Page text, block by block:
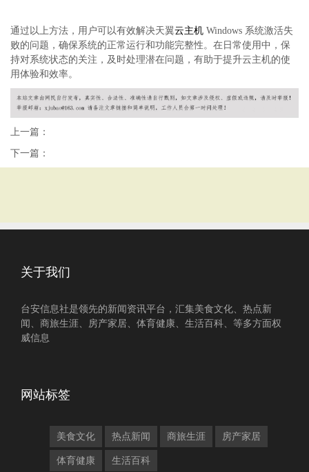
通过以上方法，用户可以有效解决天翼云主机 Windows 系统激活失
败的问题，确保系统的正常运行和功能完整性。在日常使用中，保
持对系统状态的关注，及时处理潜在问题，有助于提升云主机的使
用体验和效率。
上一篇：
下一篇：
关于我们
台安信息社是领先的新闻资讯平台，汇集美食文化、热点新
闻、商旅生涯、房产家居、体育健康、生活百科、等多方面权
威信息
网站标签
美食文化 热点新闻 商旅生涯 房产家居
体育健康 生活百科